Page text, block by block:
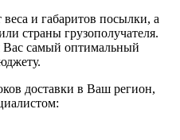
и габаритов посылки, а
страны грузополучателя.
Вас самый оптимальный
доставки в Ваш регион,